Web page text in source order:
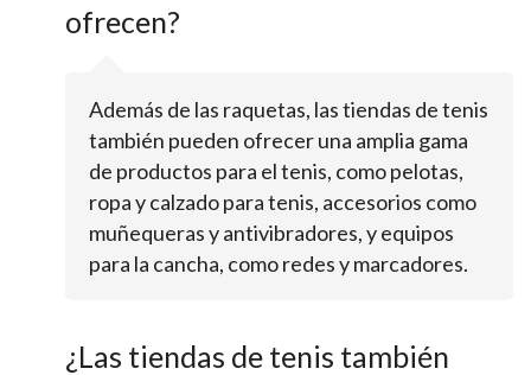
ofrecen?
Además de las raquetas, las tiendas de tenis
también pueden ofrecer una amplia gama
de productos para el tenis, como pelotas,
ropa y calzado para tenis, accesorios como
muñequeras y antivibradores, y equipos
para la cancha, como redes y marcadores.
¿Las tiendas de tenis también